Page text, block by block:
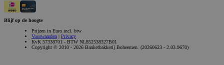
Blijf op de hoogte
Prijzen in Euro incl. btw
Voorwaarden | Privacy
KvK 57338701 - BTW NL852538327B01
Copyright © 2010 - 2026 Banketbakkerij Boheemen. (20260623 - 2.03.9670)